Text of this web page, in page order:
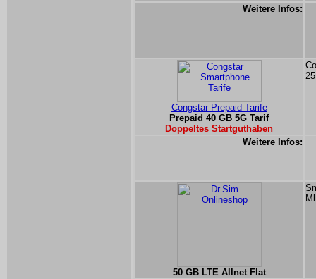
Weitere Infos:
Congstar Prepaid Tarife
Prepaid 40 GB 5G Tarif
Doppeltes Startguthaben
Weitere Infos:
50 GB LTE Allnet Flat